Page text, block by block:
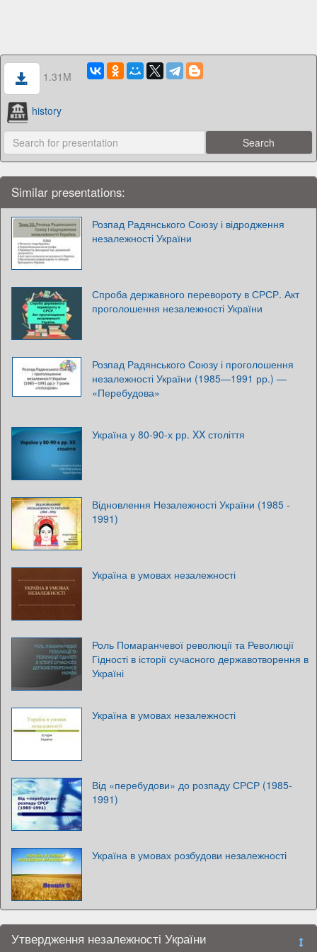
1.31M
history
Similar presentations:
Розпад Радянського Союзу і відродження
незалежності України
Спроба державного перевороту в СРСР. Акт
проголошення незалежності України
Розпад Радянського Союзу і проголошення
незалежності України (1985—1991 рр.) —
«Перебудова»
Україна у 80-90-х рр. XX століття
Відновлення Незалежності України (1985 -
1991)
Україна в умовах незалежності
Роль Помаранчевої революції та Революції
Гідності в історії сучасного державотворення в
Україні
Україна в умовах незалежності
Від «перебудови» до розпаду СРСР (1985-
1991)
Україна в умовах розбудови незалежності
Утвердження незалежності України